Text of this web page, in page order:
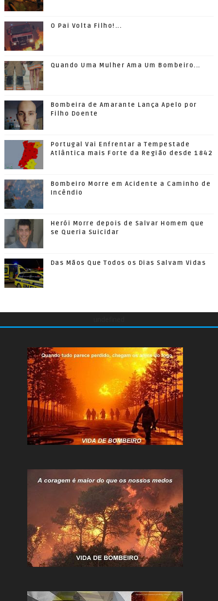
O Pai Volta Filho!...
Quando Uma Mulher Ama Um Bombeiro...
Bombeira de Amarante Lança Apelo por
Filho Doente
Portugal Vai Enfrentar a Tempestade
Atlântica mais Forte da Região desde 1842
Bombeiro Morre em Acidente a Caminho de
Incêndio
Herói Morre depois de Salvar Homem que
se Queria Suicidar
Das Mãos Que Todos os Dias Salvam Vidas